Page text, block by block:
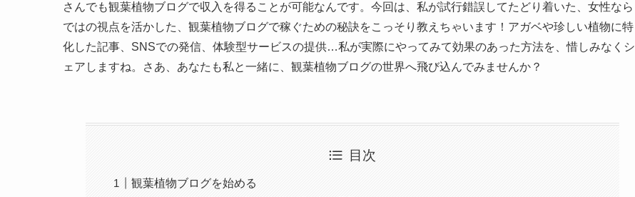
さんでも観葉植物ブログで収入を得ることが可能なんです。今回は、私が試行錯誤してたどり着いた、女性なら
ではの視点を活かした、観葉植物ブログで稼ぐための秘訣をこっそり教えちゃいます！アガベや珍しい植物に特
化した記事、SNSでの発信、体験型サービスの提供…私が実際にやってみて効果のあった方法を、惜しみなくシ
ェアしますね。さあ、あなたも私と一緒に、観葉植物ブログの世界へ飛び込んでみませんか？
目次
観葉植物ブログを始める